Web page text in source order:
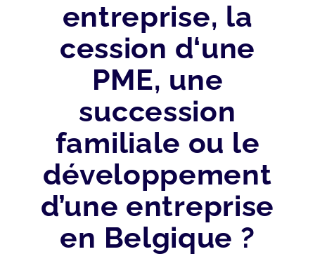
entreprise, la
cession d‘une
PME, une
succession
familiale ou le
développement
d’une entreprise
en Belgique ?